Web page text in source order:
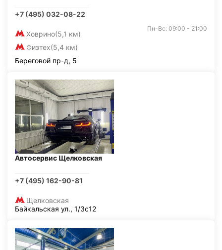
+7 (495) 032-08-22
Ховрино(5,1 км)
Физтех(5,4 км)
Пн-Вс: 09:00 - 21:00
Береговой пр-д, 5
Автосервис Щелковская
+7 (495) 162-90-81
Щелковская
Байкальская ул., 1/3с12